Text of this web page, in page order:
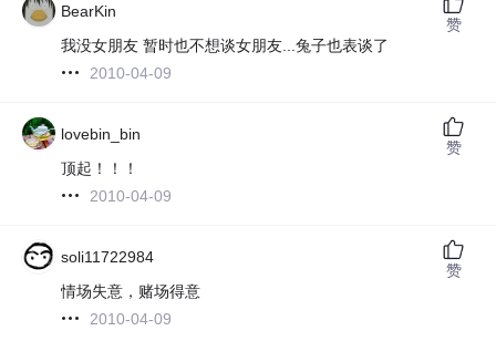
BearKin
我没女朋友 暂时也不想谈女朋友...兔子也表谈了
2010-04-09
赞
lovebin_bin
顶起！！！
2010-04-09
赞
soli11722984
情场失意，赌场得意
2010-04-09
赞